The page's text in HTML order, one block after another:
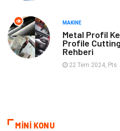
Nakliye
Mobilya
Evlilik Rehberi
MAKINE
Metal Profil
Profile
Rehberi
22 Tem 2024, Pts
MİNİ KONU